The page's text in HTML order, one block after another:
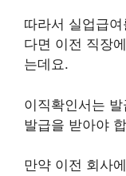
따라서 실업급
다면 이전 직장
는데요.
이직확인서는
발급을 받아야
만약 이전 회사